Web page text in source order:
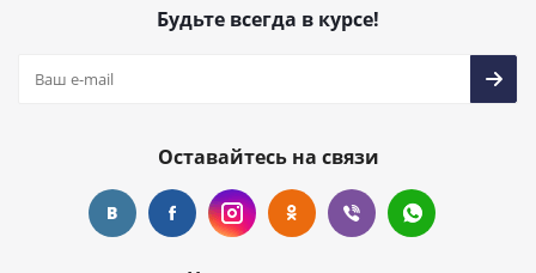
Будьте всегда в курсе!
Оставайтесь на связи